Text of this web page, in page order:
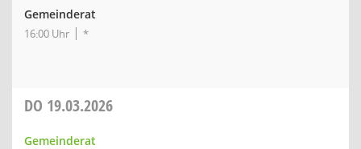
Gemeinderat
16:00 Uhr *
DO 19.03.2026
Gemeinderat